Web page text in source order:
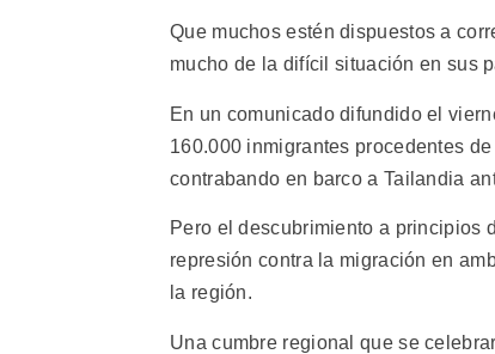
Que muchos estén dispuestos a
mucho de la difícil situación en sus
En un comunicado difundido el
160.000 inmigrantes procedentes
contrabando en barco a Tailandia
Pero el descubrimiento a principios
represión contra la migración en
la región.
Una cumbre regional que se